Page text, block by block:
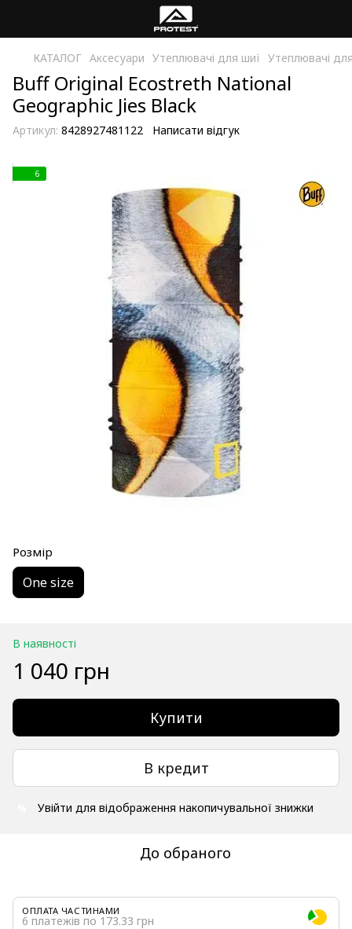
КАТАЛОГ Аксесуари Утеплювачі для шиї Утеплювачі
Buff Original Ecostreth National
Geographic Jies Black
Артикул: 8428927481122 Написати відгук
6
Розмір
One size
В наявності
1 040 грн
Купити
В кредит
Увійти для відображення накопичувальної знижки
До обраного
ОПЛАТА ЧАСТИНАМИ
6 платежів по 173.33 грн